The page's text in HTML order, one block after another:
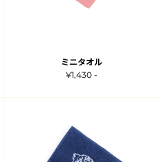
ミニタオル
¥1,430 -